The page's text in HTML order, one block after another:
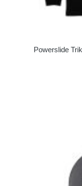
Powerslide